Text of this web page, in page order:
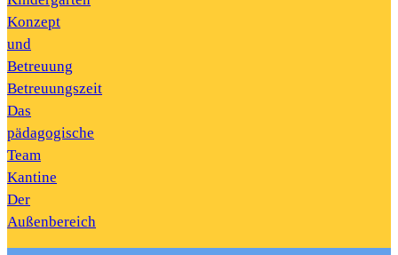
Konzept
und
Betreuung
Betreuungszeit
Das
pädagogische
Team
Kantine
Der
Außenbereich